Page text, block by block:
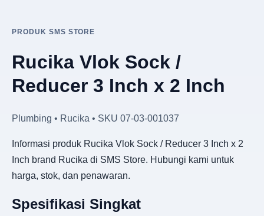
PRODUK SMS STORE
Rucika Vlok Sock /
Reducer 3 Inch x 2 Inch
Plumbing • Rucika • SKU 07-03-001037
Informasi produk Rucika Vlok Sock / Reducer 3 Inch x 2
Inch brand Rucika di SMS Store. Hubungi kami untuk
harga, stok, dan penawaran.
Spesifikasi Singkat